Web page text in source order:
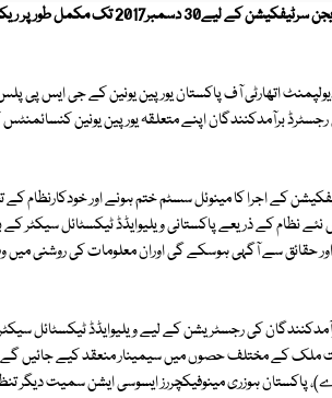
یورپین یونین کے قوانین برائے جی ایس پی پلس کے تحت پاکستان کو اوریجن
اتھارٹی آف پاکستان یورپین یونین کے جی ایس پی
برآمدکنندگان اپنے متعلقہ یورپین یونین
کے اجرا کا مینوئل سسٹم ختم ہونے اور خودکارنظام
نظام کے ذریعے پاکستانی ویلیوایڈڈ ٹیکسٹائل سیکٹر کے
سے آگہی ہوسکے گی اوران معلومات کی روشنی میں
کی رجسٹریشن کے لیے ویلیوایڈڈ ٹیکسٹائل
ملک کے مختلف حصوں میں سیمینار منعقد کیے جائیں
پاکستان ہوزری مینوفیکچررز ایسوسی ایشن سمیت دیگر